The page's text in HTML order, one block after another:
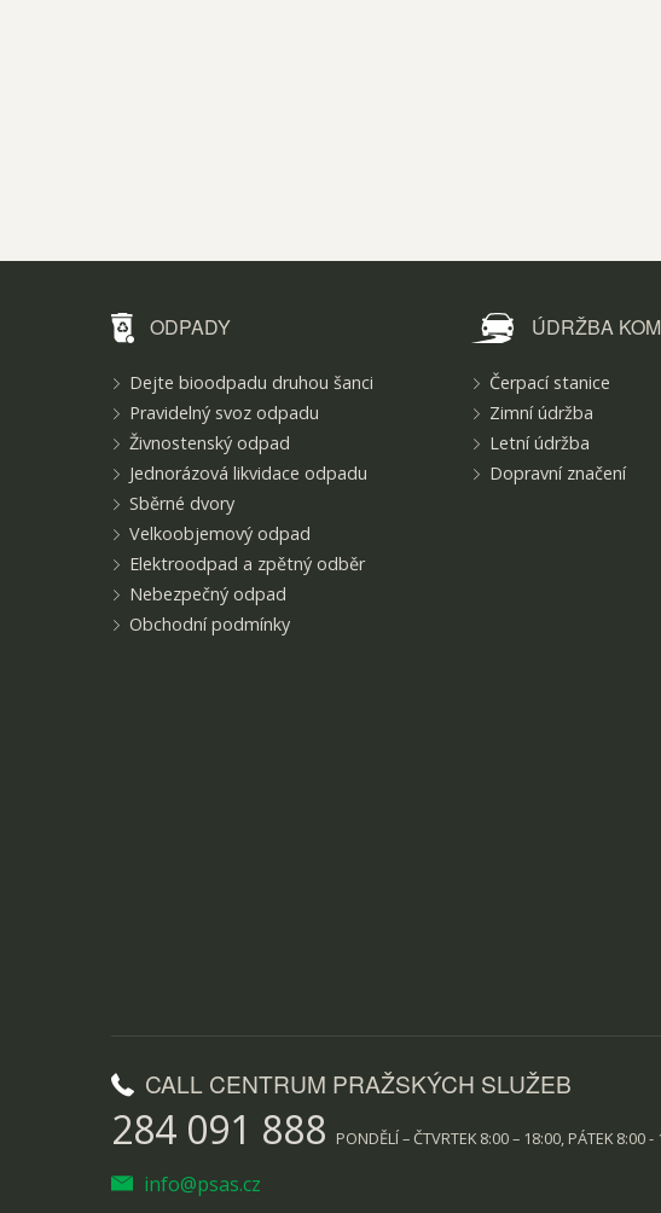
ODPADY
Dejte bioodpadu druhou šanci
Pravidelný svoz odpadu
Živnostenský odpad
Jednorázová likvidace odpadu
Sběrné dvory
Velkoobjemový odpad
Elektroodpad a zpětný odběr
Nebezpečný odpad
Obchodní podmínky
ÚDRŽBA
Čerpací stanice
Zimní údržba
Letní údržba
Dopravní značení
CALL CENTRUM PRAŽSKÝCH SLUŽEB
284 091 888 PONDĚLÍ – ČTVRTEK 8:00 – 18:00, PÁTEK 8:00 -
info@psas.cz